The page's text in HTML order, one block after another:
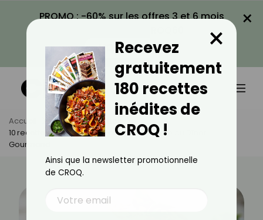
PROMO : -60% sur les offres 3 et 6 mois
VOIR LA PROMO
×
Accueil Actus
Recettes
10 Recettes De Pancakes Salés : De L’entrée Au Dîner
Gourmand
Recevez
gratuitement
180 recettes
inédites de
CROQ !
×
Ainsi que la newsletter promotionnelle
de CROQ.